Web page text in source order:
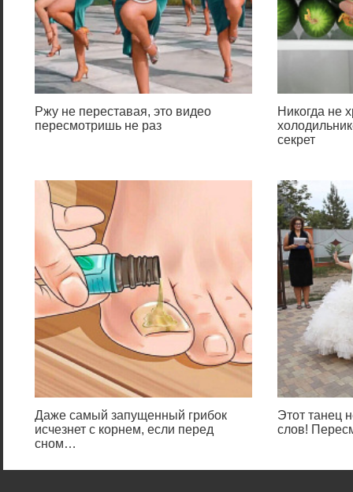
Ржу не переставая, это видео
пересмотришь не раз
Никогда не
секрет
Даже самый запущенный грибок
исчезнет с корнем, если перед
сном…
Этот танец
слов!